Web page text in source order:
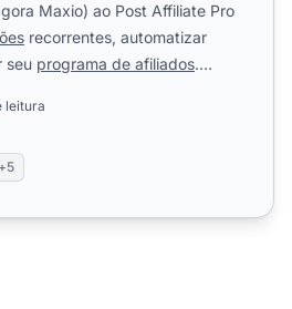
Maxio) ao Post Affiliate Pro
recorrentes, automatizar
seu programa de afiliados.
leitura
+5